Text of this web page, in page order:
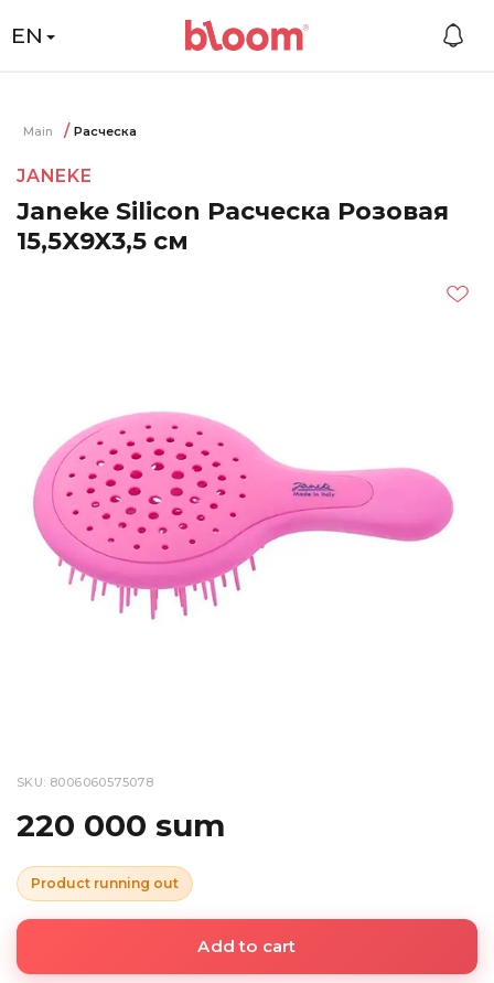
EN
Main Расческа
JANEKE
Janeke Silicon Расческа Розовая
15,5X9X3,5 см
SKU: 8006060575078
220 000 sum
Product running out
Add to cart